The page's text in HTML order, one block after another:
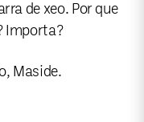
de xeo. Por que
Importa?
Maside.